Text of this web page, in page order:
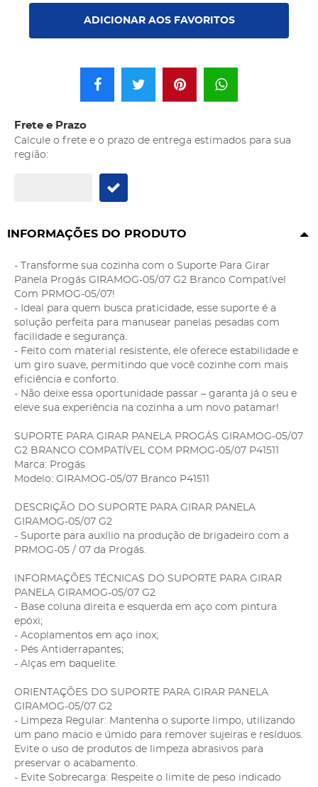
ADICIONAR AOS FAVORITOS
Frete e Prazo
Calcule o frete e o prazo de entrega estimados para sua
região:
INFORMAÇÕES DO PRODUTO
- Transforme sua cozinha com o Suporte Para Girar
Panela Progás GIRAMOG-05/07 G2 Branco Compatível
Com PRMOG-05/07!
- Ideal para quem busca praticidade, esse suporte é a
solução perfeita para manusear panelas pesadas com
facilidade e segurança.
- Feito com material resistente, ele oferece estabilidade e
um giro suave, permitindo que você cozinhe com mais
eficiência e conforto.
- Não deixe essa oportunidade passar – garanta já o seu e
eleve sua experiência na cozinha a um novo patamar!
SUPORTE PARA GIRAR PANELA PROGÁS GIRAMOG-05/07
G2 BRANCO COMPATÍVEL COM PRMOG-05/07 P41511
Marca: Progás
Modelo: GIRAMOG-05/07 Branco P41511
DESCRIÇÃO DO SUPORTE PARA GIRAR PANELA
GIRAMOG-05/07 G2
- Suporte para auxílio na produção de brigadeiro com a
PRMOG-05 / 07 da Progás.
INFORMAÇÕES TÉCNICAS DO SUPORTE PARA GIRAR
PANELA GIRAMOG-05/07 G2
- Base coluna direita e esquerda em aço com pintura
epóxi;
- Acoplamentos em aço inox;
- Pés Antiderrapantes;
- Alças em baquelite.
ORIENTAÇÕES DO SUPORTE PARA GIRAR PANELA
GIRAMOG-05/07 G2
- Limpeza Regular: Mantenha o suporte limpo, utilizando
um pano macio e úmido para remover sujeiras e resíduos.
Evite o uso de produtos de limpeza abrasivos para
preservar o acabamento.
- Evite Sobrecarga: Respeite o limite de peso indicado